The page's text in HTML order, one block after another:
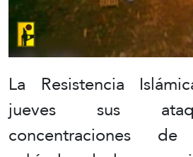
La Resistencia
jueves sus
concentraciones